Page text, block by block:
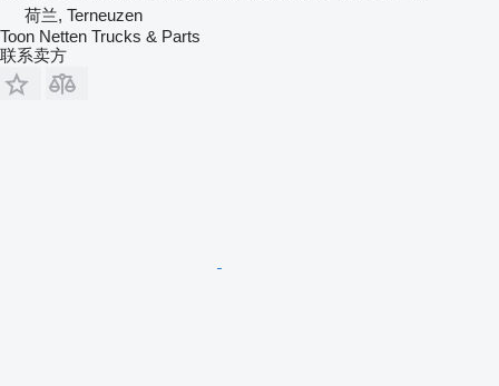
荷兰, Terneuzen
Toon Netten Trucks & Parts
联系卖方